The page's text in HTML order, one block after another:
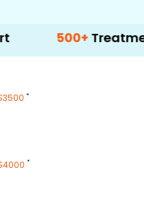
500+ Treatment
*
*